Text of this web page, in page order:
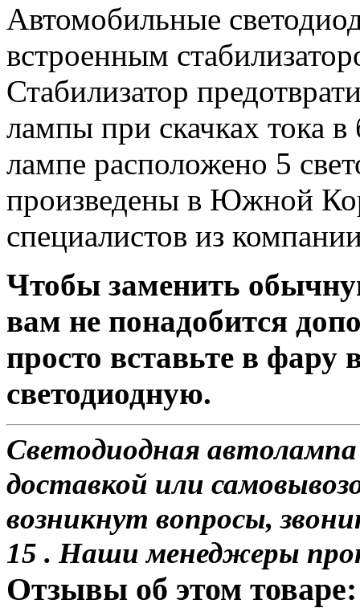
Автомобильные
встроенным
Стабилизатор
лампы при скачках тока
лампе расположено 5
произведены в Южной
специалистов из
Чтобы заменить
вам не понадобится
просто вставьте в
светодиодную.
Светодиодная
доставкой или
возникнут вопросы,
15 . Наши менеджеры
Отзывы об этом товаре: